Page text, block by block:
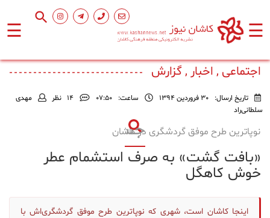
☰ ☰
اصلی
اجتماعی
و
هنر
اجتماعی , اخبار , گزارش
تاریخ ارسال: 30 فروردین 1394 ساعت: ۰۷:۵۰ 14 نظر
مهدی
سلطانی‌راد
نوپا‌ترین طرح موفق گردشگری‌ در کاشان
«بافت گشت» به صرف استشمام عطر
خوش کاهگل
اینجا کاشان است، شهری که نوپا‌ترین طرح موفق گردشگری‌اش با